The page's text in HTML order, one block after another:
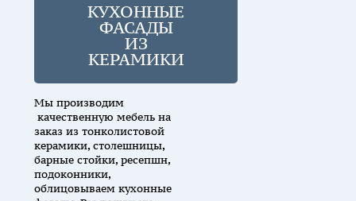
КУХОННЫЕ
ФАСАДЫ
ИЗ
КЕРАМИКИ
Мы производим
качественную мебель на
заказ из тонколистовой
керамики, столешницы,
барные стойки, ресепшн,
подоконники,
облицовываем кухонные